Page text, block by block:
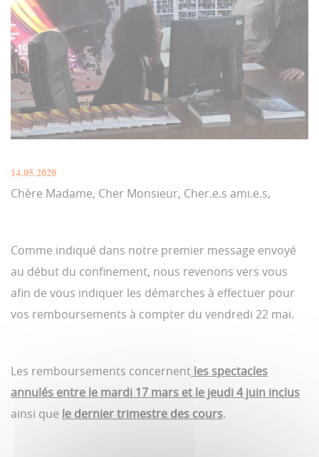
14.05.2020
Chère Madame, Cher Monsieur, Cher.e.s ami.e.s,
Comme indiqué dans notre premier message envoyé
au début du confinement, nous revenons vers vous
afin de vous indiquer les démarches à effectuer pour
vos remboursements à compter du vendredi 22 mai.
Les remboursements concernent les spectacles
annulés entre le mardi 17 mars et le jeudi 4 juin inclus
ainsi que le dernier trimestre des cours.